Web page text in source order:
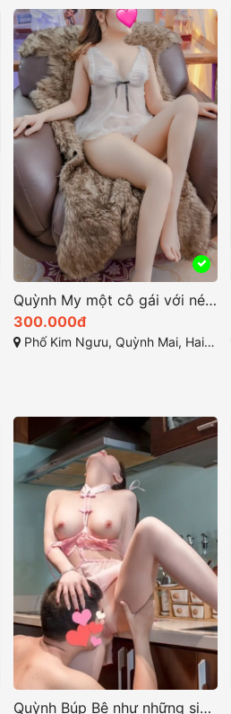
Quỳnh My một cô gái với nét đẹp thuần khiết đáng yêu
300.000đ
Phố Kim Ngưu, Quỳnh Mai, Hai Bà Trưng, Hà Nội
Ngọc Ly mang đến một sức hút khó cưỡng ở sex